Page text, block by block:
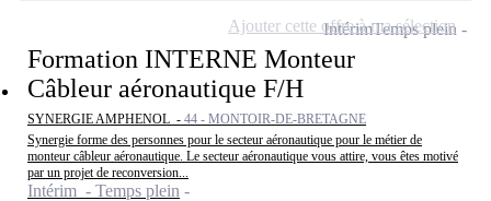
Formation INTERNE Monteur
Câbleur aéronautique F/H
SYNERGIE AMPHENOL - 44 - MONTOIR-DE-BRETAGNE
Synergie forme des personnes pour le secteur aéronautique pour le métier de
monteur câbleur aéronautique. Le secteur aéronautique vous attire, vous êtes motivé
par un projet de reconversion...
Intérim - Temps plein
IntérimTemps plein
Ajouter cette offre à ma sélection